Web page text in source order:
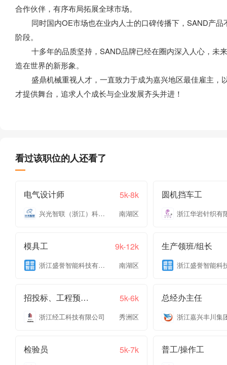
合作伙伴，有序布局拓展全球市场。
同时国内OE市场也在业内人士的口碑传播下，SAND产品
阶段。
十多年的品质坚持，SAND品牌已经在圈内深入人心，未
造在世界的新形象。
盛鼎机械重视人才，一直致力于成为嘉兴地区最佳雇主，
才提供舞台，追求人个成长与企业发展齐头并进！
看过该职位的人还看了
电气设计师 5k-8k
兴光智联（浙江）科技有限公司 南湖区
圆机挡车工
浙江华岩针织有
模具工 9k-12k
浙江盛誉智能科技有限公司 南湖区
生产领班/组长
招投标、工程预结算 5k-6k
浙江经工科技有限公司 秀洲区
总经办主任
检验员 5k-7k 普工/操作工